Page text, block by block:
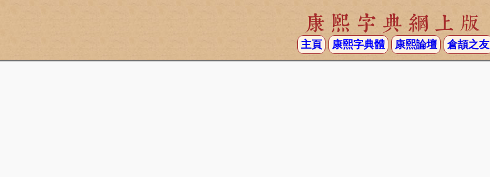
康熙字典網上版
主頁 康熙字典體 康熙論壇 倉頡之友